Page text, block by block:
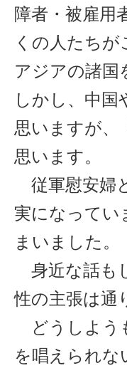
障者・被雇用
くの人たち
アジアの諸国
しかし、中
思いますが、
思います。
従軍慰安婦
実になってい
まいました。
身近な話も
性の主張は通
どうしよう
を唱えられな